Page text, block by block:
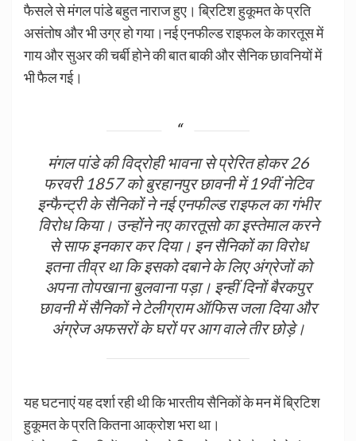
फैसले से मंगल पांडे बहुत नाराज हुए। ब्रिटिश हुकूमत के प्रति
असंतोष और भी उग्र हो गया।नई एनफील्ड राइफल के कारतूस में
गाय और सुअर की चर्बी होने की बात बाकी और सैनिक छावनियों में
भी फैल गई।
मंगल पांडे की विद्रोही भावना से प्रेरित होकर 26
फरवरी 1857 को बुरहानपुर छावनी में 19वीं नेटिव
इन्फैन्ट्री के सैनिकों ने नई एनफील्ड राइफल का गंभीर
विरोध किया। उन्होंने नए कारतूसो का इस्तेमाल करने
से साफ इनकार कर दिया। इन सैनिकों का विरोध
इतना तीव्र था कि इसको दबाने के लिए अंग्रेजों को
अपना तोपखाना बुलवाना पड़ा। इन्हीं दिनों बैरकपुर
छावनी में सैनिकों ने टेलीग्राम ऑफिस जला दिया और
अंग्रेज अफसरों के घरों पर आग वाले तीर छोड़े।
यह घटनाएं यह दर्शा रही थी कि भारतीय सैनिकों के मन में ब्रिटिश
हुकूमत के प्रति कितना आक्रोश भरा था।